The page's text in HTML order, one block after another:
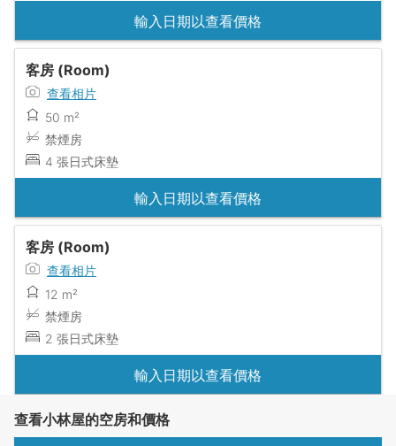
輸入日期以查看價格
客房 (Room)
查看相片
50 m²
禁煙房
4 張日式床墊
輸入日期以查看價格
客房 (Room)
查看相片
12 m²
禁煙房
2 張日式床墊
輸入日期以查看價格
查看小林屋的空房和價格